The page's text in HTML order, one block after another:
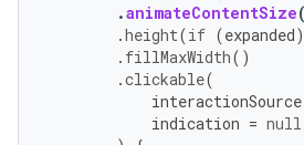
.animateContentSize
.height(if (expanded)
. fillMaxWidth()
.clickable(
interactionSource
indication = null